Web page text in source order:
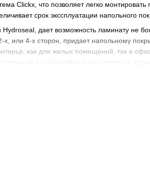
Clickx, что позволяет легко
срок экссплуатации напольного
дает возможность ламинату не
х, или 4-х сторон, придает напольному
как для жилых помещений, так в
зал GreenWood находится по